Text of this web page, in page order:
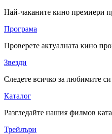
Най-чаканите кино премиери
Програма
Проверете актуалната кино
Звезди
Следете всичко за любимите
Каталог
Разгледайте нашия филмов
Трейлъри